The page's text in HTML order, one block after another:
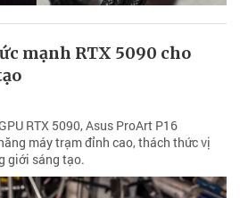
mạnh RTX 5090 cho
RTX 5090, Asus ProArt P16
máy trạm đỉnh cao, thách thức vị
giới sáng tạo.